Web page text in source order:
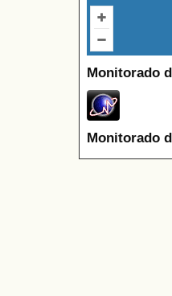
Monitorado
Monitorado